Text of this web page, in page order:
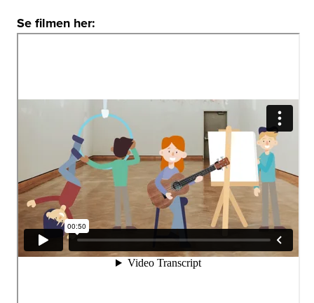
Se filmen her: